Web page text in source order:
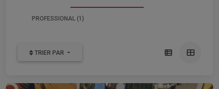
PROFESSIONAL (1)
TRIER PAR